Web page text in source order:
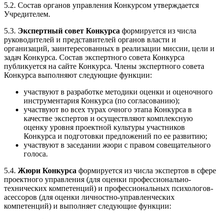
5.2. Состав органов управления Конкурсом утверждается
Учредителем.
5.3. Экспертный совет Конкурса формируется из числа
руководителей и представителей органов власти и
организаций, заинтересованных в реализации миссии, цели и
задач Конкурса. Состав экспертного совета Конкурса
публикуется на сайте Конкурса. Члены экспертного совета
Конкурса выполняют следующие функции:
участвуют в разработке методики оценки и оценочного
инструментария Конкурса (по согласованию);
участвуют во всех турах очного этапа Конкурса в
качестве экспертов и осуществляют комплексную
оценку уровня проектной культуры участников
Конкурса и подготовки предложений по ее развитию;
участвуют в заседании жюри с правом совещательного
голоса.
5.4. Жюри Конкурса формируется из числа экспертов в сфере
проектного управления (для оценки профессионально-
технических компетенций) и профессиональных психологов-
асессоров (для оценки личностно-управленческих
компетенций) и выполняет следующие функции: